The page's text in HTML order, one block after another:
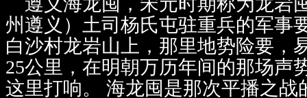
州遵义）土司杨氏屯驻重兵的军事
白沙村龙岩山上，那里地势险要，
25公里，在明朝万历年间的那场声
这里打响。 海龙囤是那次平播之战